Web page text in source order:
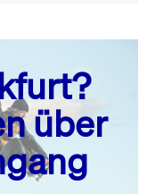
SA. SO.
1
2
8
über